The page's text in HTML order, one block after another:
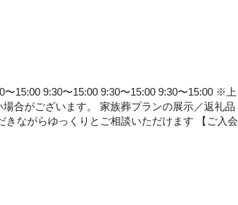
15:00 9:30〜15:00 9:30〜15:00 9:30〜15:00 ※上
合がございます。 家族葬プランの展示／返礼品
ながらゆっくりとご相談いただけます 【ご入会